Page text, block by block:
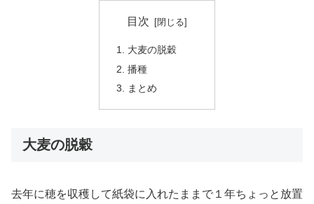
目次
大麦の脱穀
播種
まとめ
大麦の脱穀
去年に穂を収穫して紙袋に入れたままで１年ちょっと放置